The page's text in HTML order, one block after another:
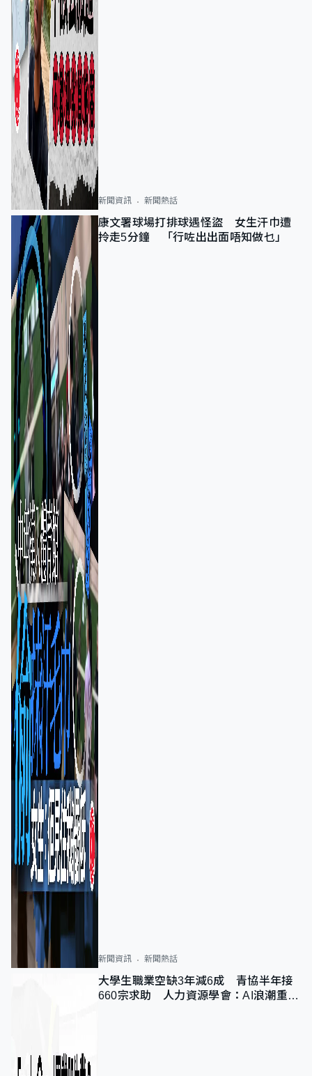
新聞資訊 新聞熱話
康文署球場打排球遇怪盜 女生汗巾遭
拎走5分鐘 「行咗出出面唔知做乜」
新聞資訊 新聞熱話
大學生職業空缺3年減6成 青協半年接
660宗求助 人力資源學會：AI浪潮重整